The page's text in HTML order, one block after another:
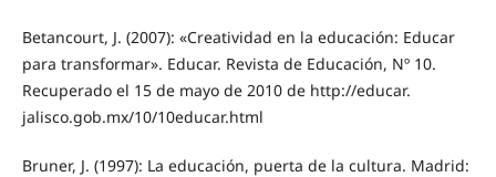
Betancourt, J. (2007): «Creatividad en la educación: Educar
para transformar». Educar. Revista de Educación, Nº 10.
Recuperado el 15 de mayo de 2010 de http://educar.
jalisco.gob.mx/10/10educar.html
Bruner, J. (1997): La educación, puerta de la cultura. Madrid: